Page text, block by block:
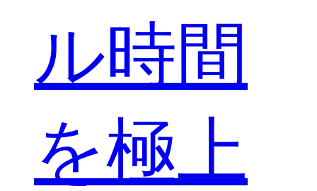
ル時間
を極上